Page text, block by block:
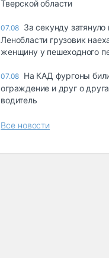
Тверской области
07.08 За секунду
Ленобласти грузовик
женщину у пешеходного
07.08 На КАД фургоны
ограждение и друг о
водитель
Все новости